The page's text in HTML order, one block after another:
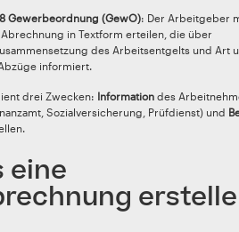
Gewerbeordnung (GewO): Der Arbeitgeber
in Textform erteilen, die über
des Arbeitsentgelts und Art
informiert.
drei Zwecken: Information des
Sozialversicherung, Prüfdienst) und
eine